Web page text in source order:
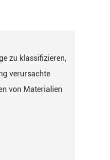
zu klassifizieren,
verursachte
von Materialien